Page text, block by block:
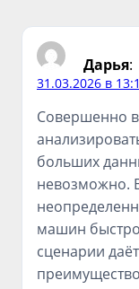
Дарья:
31.03.2026 в
Совершенно
больших
невозможно.
машин
сценарии